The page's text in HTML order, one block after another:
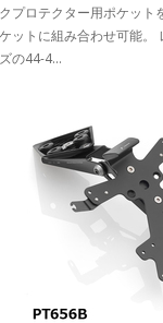
プロテクター用ポケット
ットに組み合わせ可能。
の44-4...